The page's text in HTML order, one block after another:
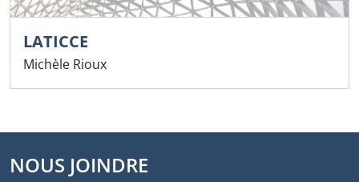
LATICCE
Michèle Rioux
NOUS JOINDRE